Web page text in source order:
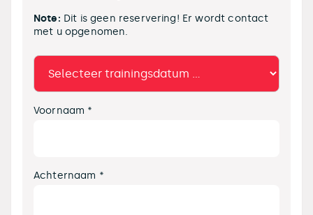
Note: Dit is geen reservering! Er wordt contact
met u opgenomen.
Voornaam *
Achternaam *